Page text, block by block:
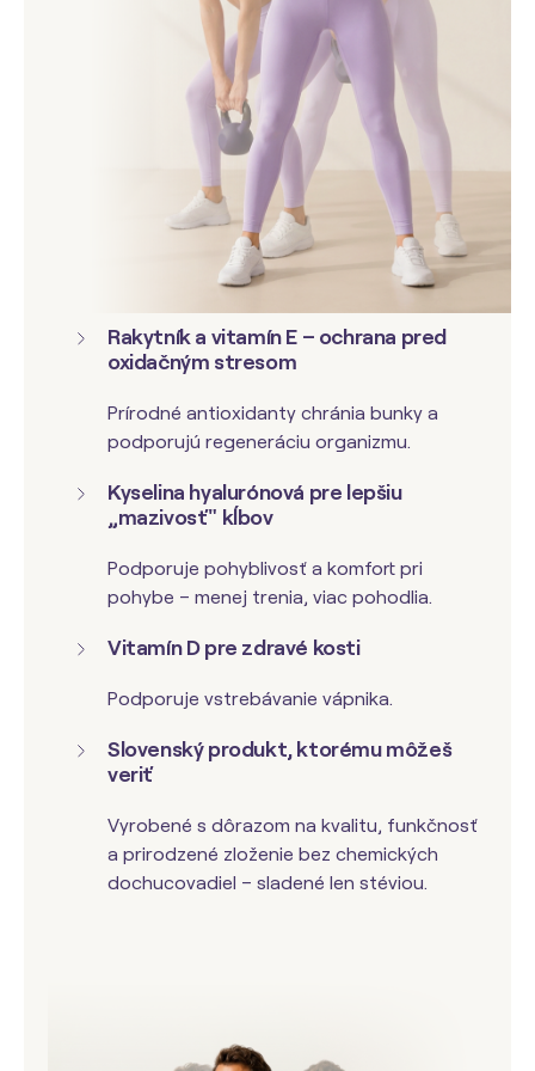
Rakytník a vitamín E – ochrana pred
oxidačným stresom
Prírodné antioxidanty chránia bunky a
podporujú regeneráciu organizmu.
Kyselina hyalurónová pre lepšiu
„mazivosť" kĺbov
Podporuje pohyblivosť a komfort pri
pohybe – menej trenia, viac pohodlia.
Vitamín D pre zdravé kosti
Podporuje vstrebávanie vápnika.
Slovenský produkt, ktorému môžeš
veriť
Vyrobené s dôrazom na kvalitu, funkčnosť
a prirodzené zloženie bez chemických
dochucovadiel – sladené len stéviou.